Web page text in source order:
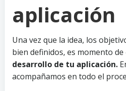
aplicación
Una vez que la idea, los
bien definidos, es momento de
desarrollo de tu aplicación.
acompañamos en todo el